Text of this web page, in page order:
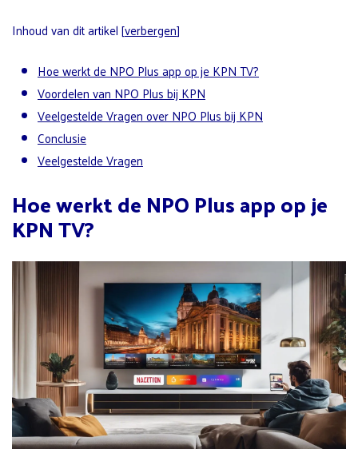
Inhoud van dit artikel[verbergen]
Hoe werkt de NPO Plus app op je KPN TV?
Voordelen van NPO Plus bij KPN
Veelgestelde Vragen over NPO Plus bij KPN
Conclusie
Veelgestelde Vragen
Hoe werkt de NPO Plus app op je
KPN TV?